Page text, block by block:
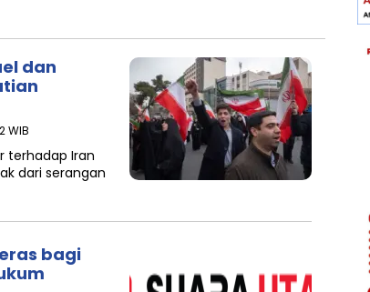
dan
WIB
terhadap Iran
dari serangan
bagi